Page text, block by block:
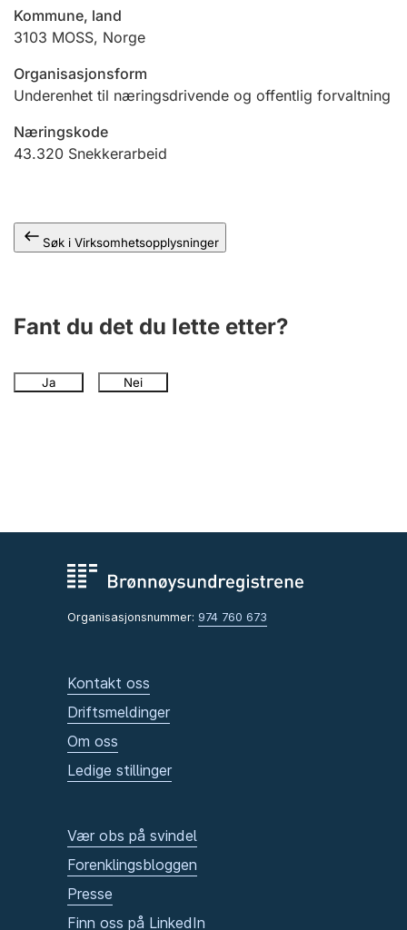
Andre tema
Kommune, land
3103 MOSS, Norge
Organisasjonsform
Underenhet til næringsdrivende og offentlig forvaltning
Næringskode
43.320 Snekkerarbeid
Søk i Virksomhetsopplysninger
Fant du det du lette etter?
Ja Nei
Organisasjonsnummer: 974 760 673
Kontakt oss
Driftsmeldinger
Om oss
Ledige stillinger
Vær obs på svindel
Forenklingsbloggen
Presse
Finn oss på LinkedIn